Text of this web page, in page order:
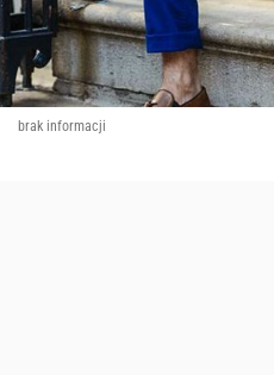
brak informacji